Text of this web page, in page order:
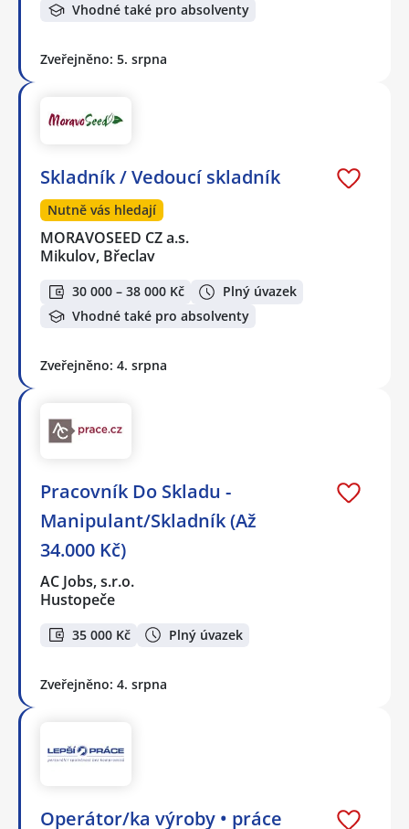
Vhodné také pro absolventy
Zveřejněno: 5. srpna
Skladník / Vedoucí skladník
Nutně vás hledají
MORAVOSEED CZ a.s.
Mikulov, Břeclav
30 000 – 38 000 Kč
Plný úvazek
Vhodné také pro absolventy
Zveřejněno: 4. srpna
Pracovník Do Skladu -
Manipulant/Skladník (Až
34.000 Kč)
AC Jobs, s.r.o.
Hustopeče
35 000 Kč Plný úvazek
Zveřejněno: 4. srpna
Operátor/ka výroby • práce